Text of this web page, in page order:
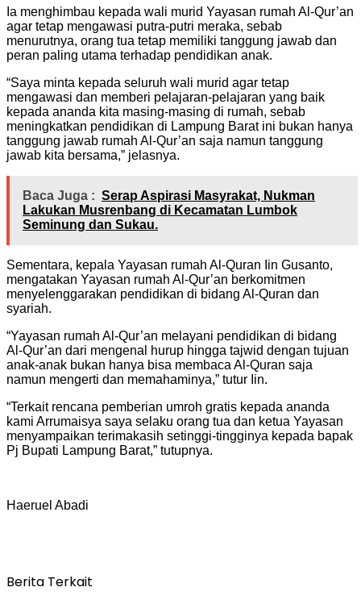
Ia menghimbau kepada wali murid Yayasan rumah Al-Qur’an
agar tetap mengawasi putra-putri meraka, sebab
menurutnya, orang tua tetap memiliki tanggung jawab dan
peran paling utama terhadap pendidikan anak.
“Saya minta kepada seluruh wali murid agar tetap
mengawasi dan memberi pelajaran-pelajaran yang baik
kepada ananda kita masing-masing di rumah, sebab
meningkatkan pendidikan di Lampung Barat ini bukan hanya
tanggung jawab rumah Al-Qur’an saja namun tanggung
jawab kita bersama,” jelasnya.
Baca Juga : Serap Aspirasi Masyrakat, Nukman
Lakukan Musrenbang di Kecamatan Lumbok
Seminung dan Sukau.
Sementara, kepala Yayasan rumah Al-Quran Iin Gusanto,
mengatakan Yayasan rumah Al-Qur’an berkomitmen
menyelenggarakan pendidikan di bidang Al-Quran dan
syariah.
“Yayasan rumah Al-Qur’an melayani pendidikan di bidang
Al-Qur’an dari mengenal hurup hingga tajwid dengan tujuan
anak-anak bukan hanya bisa membaca Al-Quran saja
namun mengerti dan memahaminya,” tutur Iin.
“Terkait rencana pemberian umroh gratis kepada ananda
kami Arrumaisya saya selaku orang tua dan ketua Yayasan
menyampaikan terimakasih setinggi-tingginya kepada bapak
Pj Bupati Lampung Barat,” tutupnya.
Haeruel Abadi
Berita Terkait